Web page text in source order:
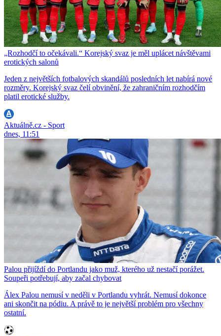
„Rozhodčí to očekávali.“ Korejský svaz je měl uplácet návštěvami
erotických salonů
Jeden z největších fotbalových skandálů posledních let nabírá nové
rozměry. Korejský svaz čelí obvinění, že zahraničním rozhodčím
platil erotické služby.
Aktuálně.cz - Sport
dnes, 11:51
Palou přijíždí do Portlandu jako muž, kterého už nestačí porážet.
Soupeři potřebují, aby začal chybovat
Álex Palou nemusí v neděli v Portlandu vyhrát. Nemusí dokonce
ani skončit na pódiu. A právě to je největší problém pro všechny
ostatní.